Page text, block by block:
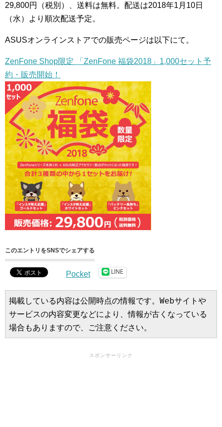
29,800円（税別）、送料は無料。配送は2018年1月10日
（水）より順次配送予定。
ASUSオンラインストアでの販売ページは以下にて。
ZenFone Shop限定 「ZenFone 福袋2018」1,000セット予
約・販売開始！
このエントリをSNSでシェアする
Pocket LINE
掲載している内容は公開時点の情報です。Webサイトや
サービスの内容変更などにより、情報が古くなっている
場合もありますので、ご注意ください。
スポンサーリンク